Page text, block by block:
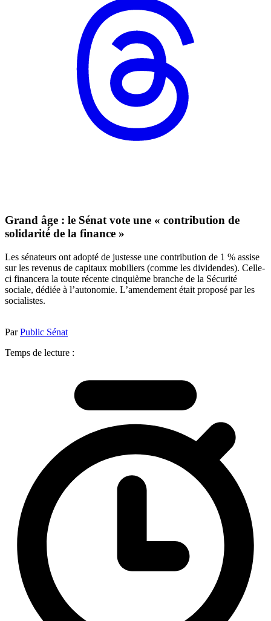
Grand âge : le Sénat vote une « contribution de
solidarité́ de la finance »
Les sénateurs ont adopté de justesse une contribution de 1 % assise
sur les revenus de capitaux mobiliers (comme les dividendes). Celle-
ci financera la toute récente cinquième branche de la Sécurité
sociale, dédiée à l’autonomie. L’amendement était proposé par les
socialistes.
ParPublic Sénat
Temps de lecture :